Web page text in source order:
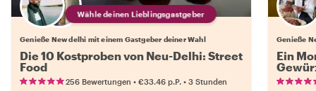
Wähle deinen Lieblingsgastgeber
Genieße New delhi mit einem Gastgeber deiner Wahl
Die 10 Kostproben von Neu-Delhi: Street
Food
256 Bewertungen • €33.46 p.P. • 3 Stunden
Genieße
Ein